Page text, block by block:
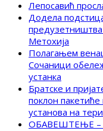
Лепосавић
Додела
Метохија
Полагањем
Сочаници
устанка
Братске и
поклон
установа на
ОБАВЕШТЕЊЕ –